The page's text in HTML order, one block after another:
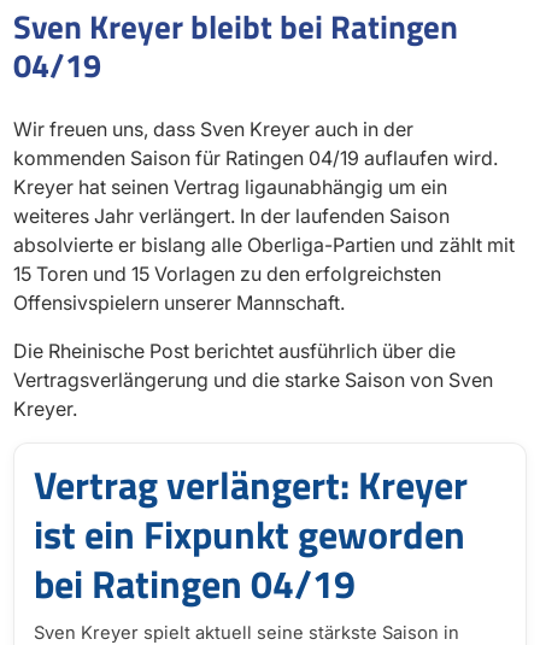
Sven Kreyer bleibt bei Ratingen
04/19
Wir freuen uns, dass Sven Kreyer auch in der
kommenden Saison für Ratingen 04/19 auflaufen wird.
Kreyer hat seinen Vertrag ligaunabhängig um ein
weiteres Jahr verlängert. In der laufenden Saison
absolvierte er bislang alle Oberliga-Partien und zählt mit
15 Toren und 15 Vorlagen zu den erfolgreichsten
Offensivspielern unserer Mannschaft.
Die Rheinische Post berichtet ausführlich über die
Vertragsverlängerung und die starke Saison von Sven
Kreyer.
Vertrag verlängert: Kreyer
ist ein Fixpunkt geworden
bei Ratingen 04/19
Sven Kreyer spielt aktuell seine stärkste Saison in